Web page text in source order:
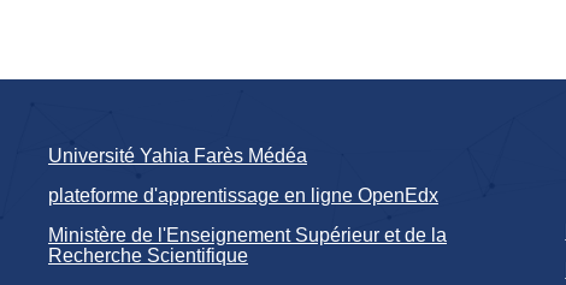
Université Yahia Farès Médéa
plateforme d'apprentissage en ligne OpenEdx
Ministère de l'Enseignement Supérieur et de la
Recherche Scientifique